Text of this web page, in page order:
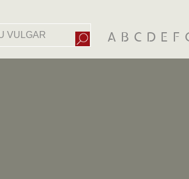
A B C D E F